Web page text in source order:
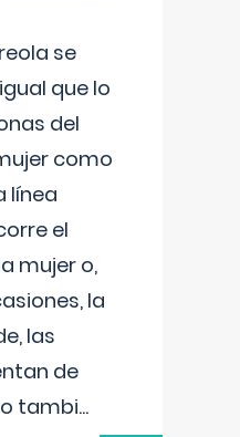
se
que lo
del
como
línea
el
mujer o,
la
las
de
tambi...